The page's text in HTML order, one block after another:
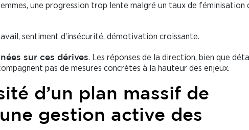
une progression trop lente malgré un taux de féminisation
sentiment d’insécurité, démotivation croissante.
sur ces dérives. Les réponses de la direction, bien que
pas de mesures concrètes à la hauteur des enjeux.
d’un plan massif de
gestion active des